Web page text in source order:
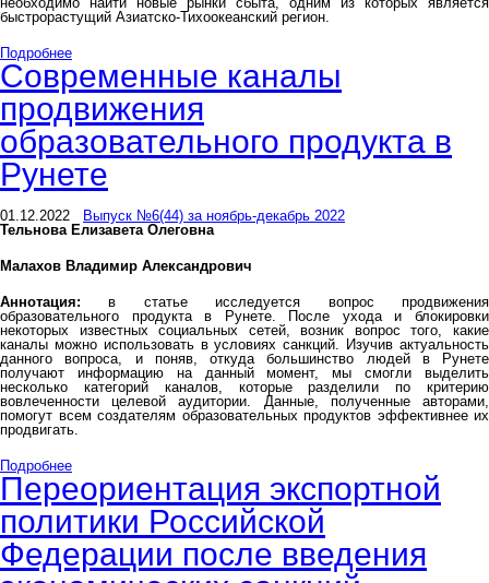
быстрорастущий Азиатско-Тихоокеанский регион.
Подробнее
Современные каналы
продвижения
образовательного продукта в
Рунете
01.12.2022
Выпуск №6(44) за ноябрь-декабрь 2022
Тельнова Елизавета Олеговна
Малахов Владимир Александрович
Аннотация: в статье исследуется вопрос продвижения
образовательного продукта в Рунете. После ухода и блокировки
некоторых известных социальных сетей, возник вопрос того, какие
каналы можно использовать в условиях санкций. Изучив актуальность
данного вопроса, и поняв, откуда большинство людей в Рунете
получают информацию на данный момент, мы смогли выделить
несколько категорий каналов, которые разделили по критерию
вовлеченности целевой аудитории. Данные, полученные авторами,
помогут всем создателям образовательных продуктов эффективнее их
продвигать.
Подробнее
Переориентация экспортной
политики Российской
Федерации после введения